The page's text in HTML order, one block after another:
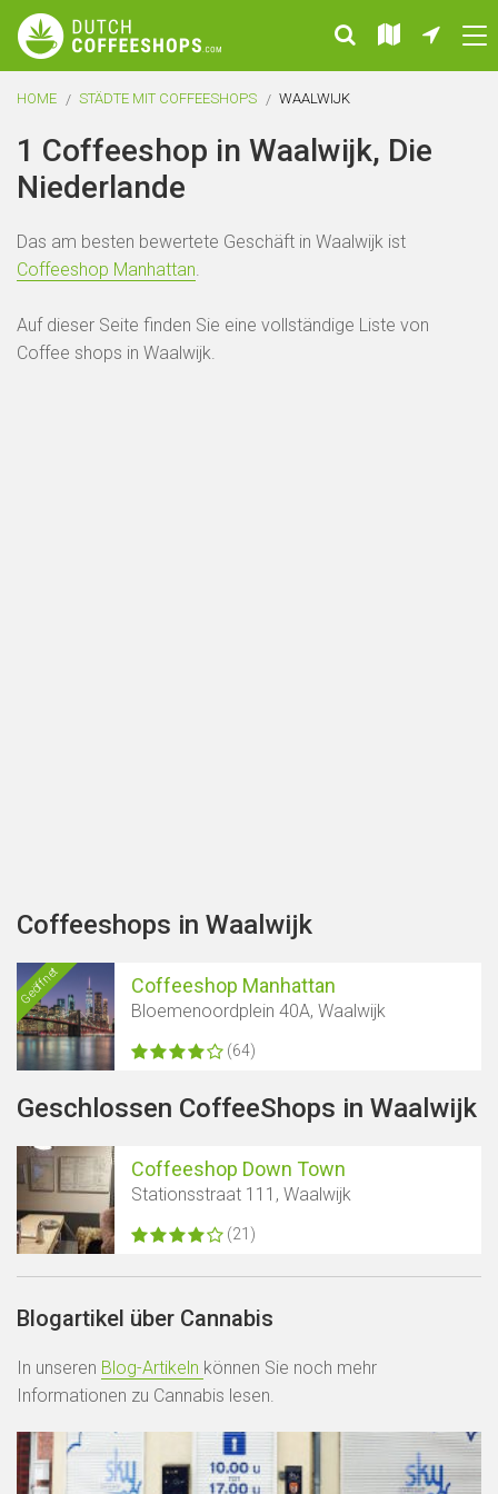
HOME STÄDTE MIT COFFEESHOPS WAALWIJK
1 Coffeeshop in Waalwijk, Die
Niederlande
Das am besten bewertete Geschäft in Waalwijk ist
Coffeeshop Manhattan.
Auf dieser Seite finden Sie eine vollständige Liste von
Coffee shops in Waalwijk.
Coffeeshops in Waalwijk
Geöffnet Coffeeshop Manhattan
Bloemenoordplein 40A, Waalwijk
(64)
Geschlossen CoffeeShops in Waalwijk
Coffeeshop Down Town
Stationsstraat 111, Waalwijk
(21)
Blogartikel über Cannabis
In unseren Blog-Artikeln können Sie noch mehr
Informationen zu Cannabis lesen.